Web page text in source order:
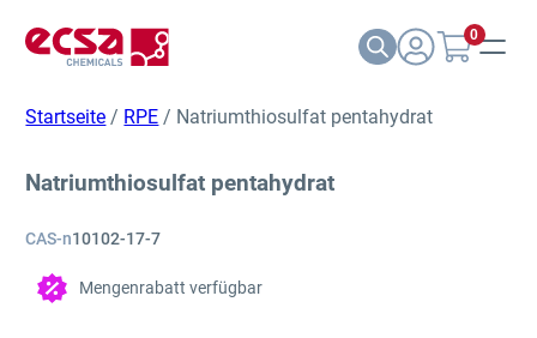
0
Startseite / RPE / Natriumthiosulfat pentahydrat
Natriumthiosulfat pentahydrat
CAS-n10102-17-7
Mengenrabatt verfügbar